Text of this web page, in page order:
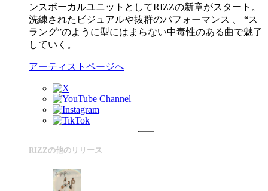
ンスボーカルユニットとしてRIZZの新章がスタート。
洗練されたビジュアルや抜群のパフォーマンス 、 “ス
ラング”のように型にはまらない中毒性のある曲で魅了
していく。
アーティストページへ
RIZZの他のリリース